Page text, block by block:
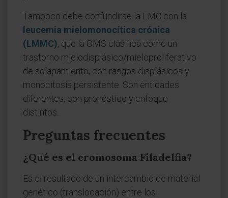
Tampoco debe confundirse la LMC con la
leucemia mielomonocítica crónica
(LMMC), que la OMS clasifica como un
trastorno mielodisplásico/mieloproliferativo
de solapamiento, con rasgos displásicos y
monocitosis persistente. Son entidades
diferentes, con pronóstico y enfoque
distintos.
Preguntas frecuentes
¿Qué es el cromosoma Filadelfia?
Es el resultado de un intercambio de material
genético (translocación) entre los